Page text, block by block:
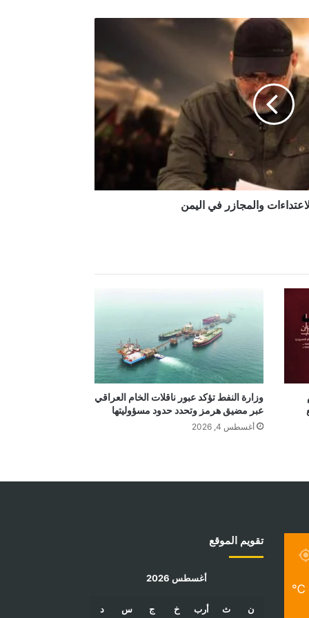
والمجازر في اليمن
وزارة النفط تؤكد عبور ناقلات الخام العراقي
عبر مضيق هرمز وتحدد حدود مسؤوليتها
أغسطس 4, 2026
℃
تقويم الموقع
أغسطس 2026
ن ث أرب خ ج س د